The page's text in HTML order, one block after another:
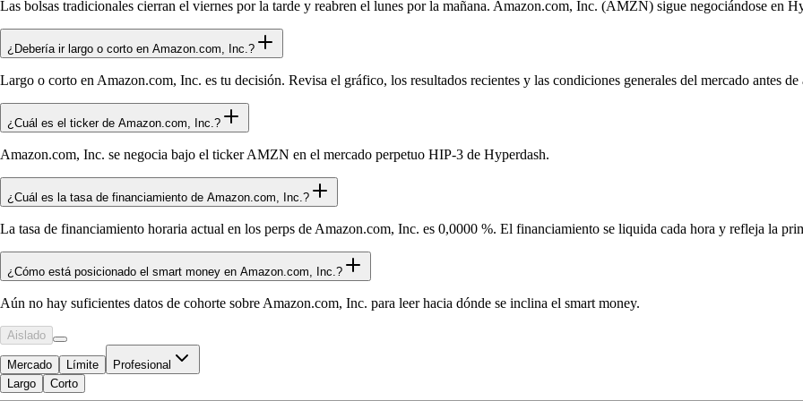
Las bolsas tradicionales cierran el viernes por la tarde y reabren el lunes por la mañana. Amazon.com, Inc. (AMZN) sigue negociándose en
¿Debería ir largo o corto en Amazon.com, Inc.?
Largo o corto en Amazon.com, Inc. es tu decisión. Revisa el gráfico, los resultados recientes y las condiciones generales del mercado antes
¿Cuál es el ticker de Amazon.com, Inc.?
Amazon.com, Inc. se negocia bajo el ticker AMZN en el mercado perpetuo HIP-3 de Hyperdash.
¿Cuál es la tasa de financiamiento de Amazon.com, Inc.?
La tasa de financiamiento horaria actual en los perps de Amazon.com, Inc. es 0,0000 %. El financiamiento se liquida cada hora y refleja la
¿Cómo está posicionado el smart money en Amazon.com, Inc.?
Aún no hay suficientes datos de cohorte sobre Amazon.com, Inc. para leer hacia dónde se inclina el smart money.
Aislado
Mercado Límite Profesional
Disponible para Trade
Largo Corto